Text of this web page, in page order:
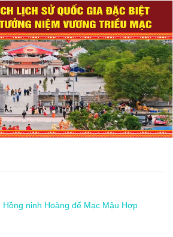
Hồng ninh Hoàng đế Mạc Mậu Hợp